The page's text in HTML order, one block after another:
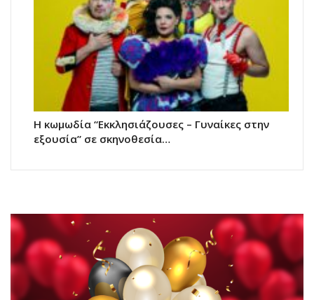
H κωμωδία “Εκκλησιάζουσες – Γυναίκες στην
εξουσία” σε σκηνοθεσία…